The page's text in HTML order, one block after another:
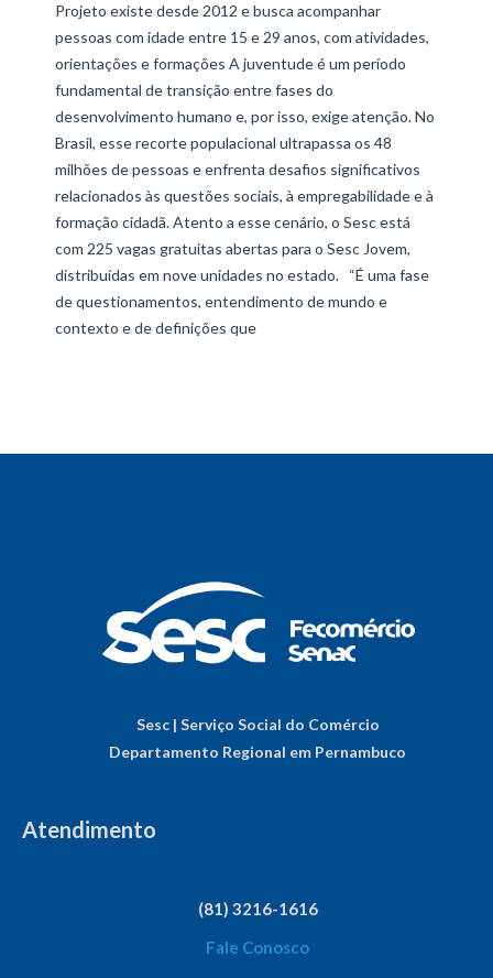
Projeto existe desde 2012 e busca acompanhar
pessoas com idade entre 15 e 29 anos, com atividades,
orientações e formações A juventude é um período
fundamental de transição entre fases do
desenvolvimento humano e, por isso, exige atenção. No
Brasil, esse recorte populacional ultrapassa os 48
milhões de pessoas e enfrenta desafios significativos
relacionados às questões sociais, à empregabilidade e à
formação cidadã. Atento a esse cenário, o Sesc está
com 225 vagas gratuitas abertas para o Sesc Jovem,
distribuídas em nove unidades no estado. “É uma fase
de questionamentos, entendimento de mundo e
contexto e de definições que
Sesc | Serviço Social do Comércio
Departamento Regional em Pernambuco
Atendimento
(81) 3216-1616
Fale Conosco